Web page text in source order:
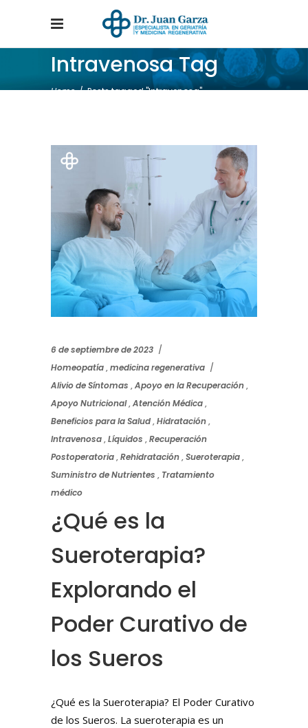
Intravenosa Tag
Home/Posts tagged "Intravenosa"
6 de septiembre de 2023
Homeopatía,medicina regenerativa
Alivio de Síntomas ,Apoyo en la Recuperación,
Apoyo Nutricional,Atención Médica,
Beneficios para la Salud,Hidratación,
Intravenosa,Líquidos ,Recuperación
Postoperatoria,Rehidratación,Sueroterapia,
Suministro de Nutrientes , Tratamiento
médico
¿Qué es la
Sueroterapia?
Explorando el
Poder Curativo de
los Sueros
¿Qué es la Sueroterapia? El Poder Curativo
de los Sueros. La sueroterapia es un